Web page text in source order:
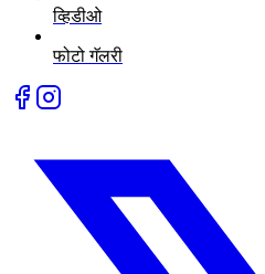
व्हिडीओ
फोटो गॅलरी